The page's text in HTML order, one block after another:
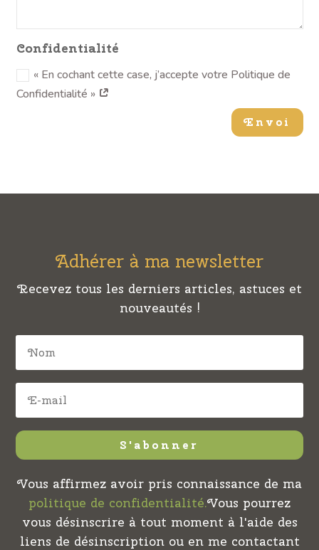
Confidentialité
« En cochant cette case, j’accepte votre Politique de
Confidentialité »
Envoi
Adhérer à ma newsletter
Recevez tous les derniers articles, astuces et
nouveautés !
S'abonner
Vous affirmez avoir pris connaissance de ma
politique de confidentialité.Vous pourrez
vous désinscrire à tout moment à l'aide des
liens de désinscription ou en me contactant